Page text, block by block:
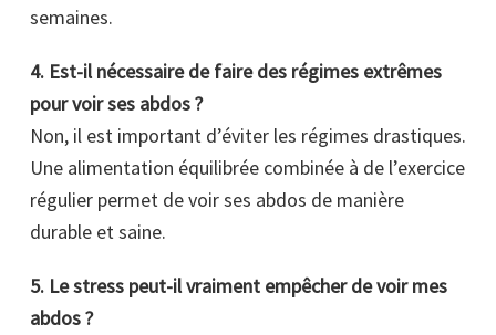
semaines.
4. Est-il nécessaire de faire des régimes extrêmes
pour voir ses abdos ?
Non, il est important d’éviter les régimes drastiques.
Une alimentation équilibrée combinée à de l’exercice
régulier permet de voir ses abdos de manière
durable et saine.
5. Le stress peut-il vraiment empêcher de voir mes
abdos ?